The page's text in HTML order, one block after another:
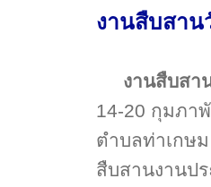
งานสืบสาน
งานสืบสา
14-20 กุมภา
ตำบลท่าเกษ
สืบสานงานป